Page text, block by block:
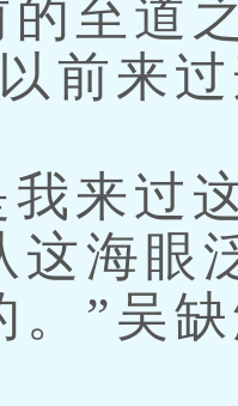
至道
前来
来过
这海眼
。”吴